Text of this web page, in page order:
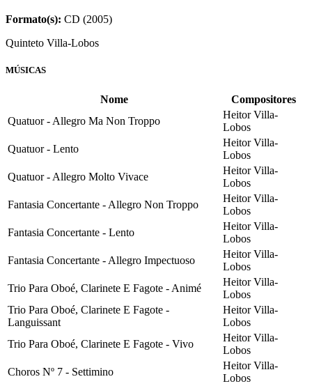
Formato(s): CD (2005)
Quinteto Villa-Lobos
MÚSICAS
Nome
Compositores
Quatuor - Allegro Ma Non Troppo
Heitor Villa-
Lobos
Quatuor - Lento
Heitor Villa-
Lobos
Quatuor - Allegro Molto Vivace
Heitor Villa-
Lobos
Fantasia Concertante - Allegro Non Troppo
Heitor Villa-
Lobos
Fantasia Concertante - Lento
Heitor Villa-
Lobos
Fantasia Concertante - Allegro Impectuoso
Heitor Villa-
Lobos
Trio Para Oboé, Clarinete E Fagote - Animé
Heitor Villa-
Lobos
Trio Para Oboé, Clarinete E Fagote -
Languissant
Heitor Villa-
Lobos
Trio Para Oboé, Clarinete E Fagote - Vivo
Heitor Villa-
Lobos
Choros Nº 7 - Settimino
Heitor Villa-
Lobos